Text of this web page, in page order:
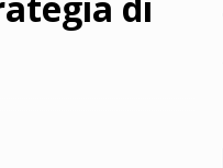
Bruxelles, 22 aprile